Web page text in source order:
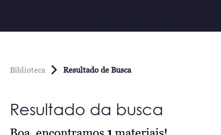
Biblioteca Resultado de Busca
Resultado da busca